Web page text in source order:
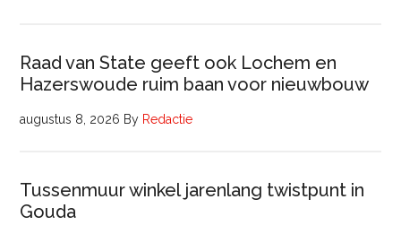
Raad van State geeft ook Lochem en
Hazerswoude ruim baan voor nieuwbouw
augustus 8, 2026 By Redactie
Tussenmuur winkel jarenlang twistpunt in
Gouda